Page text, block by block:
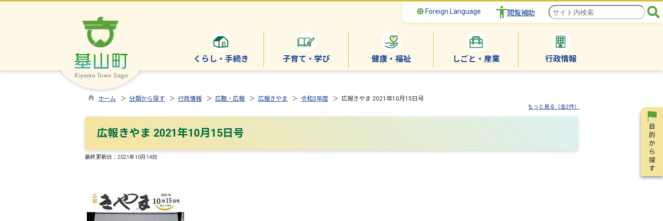
Foreign Language 閲覧補助
くらし・手続き 子育て・学び 健康・福祉 しごと・産業 行政情報
ホーム ＞ 分類から探す ＞ 行政情報 ＞ 広聴・広報 ＞ 広報きやま ＞ 令和3年度 ＞ 広報きやま 2021年10月15日号
もっと見る（全2件）
広報きやま 2021年10月15日号
最終更新日： 2021年10月14日